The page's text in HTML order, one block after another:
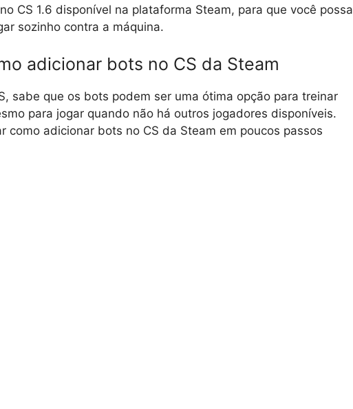
CS 1.6 disponível na plataforma Steam, para que você possa
sozinho contra a máquina.
adicionar bots no CS da Steam
sabe que os bots podem ser uma ótima opção para treinar
para jogar quando não há outros jogadores disponíveis.
como adicionar bots no CS da Steam em poucos passos